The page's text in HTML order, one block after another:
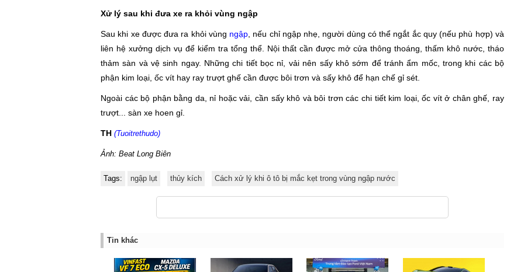
Xử lý sau khi đưa xe ra khỏi vùng ngập
Sau khi xe được đưa ra khỏi vùng ngập , nếu chỉ ngập nhẹ, người dùng có thể ngắt ắc quy (nếu phù hợp) và
liên hệ xưởng dịch vụ để kiểm tra tổng thể. Nội thất cần được mở cửa thông thoáng, thấm khô nước, tháo
thảm sàn và vệ sinh ngay. Những chi tiết bọc nỉ, vải nên sấy khô sớm để tránh ẩm mốc, trong khi các bộ
phận kim loại, ốc vít hay ray trượt ghế cần được bôi trơn và sấy khô để hạn chế gỉ sét.
Ngoài các bộ phận bằng da, nỉ hoặc vải, cần sấy khô và bôi trơn các chi tiết kim loại, ốc vít ở chân ghế, ray
trượt... sàn xe hoen gỉ.
TH (Tuoitrethudo)
Ảnh: Beat Long Biên
Tags: ngập lụt thủy kích Cách xử lý khi ô tô bị mắc kẹt trong vùng ngập nước
Tin khác